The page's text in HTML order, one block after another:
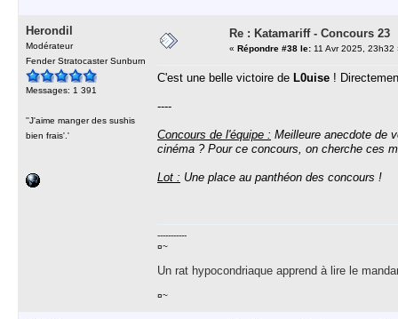
Herondil
Modérateur
Fender Stratocaster Sunburn
Messages: 1 391
''J'aime manger des sushis
bien frais'.'
Re : Katamariff - Concours 23
« Répondre #38 le: 11 Avr 2025, 23h32
C'est une belle victoire de L0uise !
----
Concours de l'équipe : Meilleure anecdote de
cinéma ? Pour ce concours, on cherche ces
Lot : Une place au panthéon des concours !
-----------
¤~
Un rat hypocondriaque apprend à lire le
¤~